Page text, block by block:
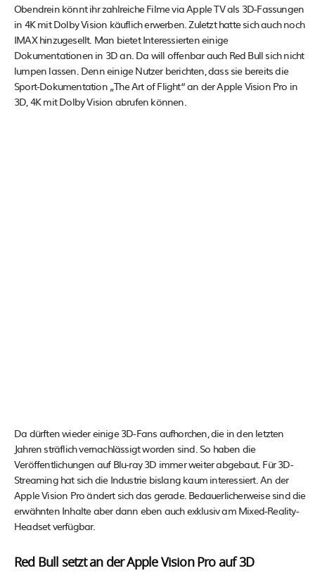
Obendrein könnt ihr zahlreiche Filme via Apple TV als 3D-Fassungen
in 4K mit Dolby Vision käuflich erwerben. Zuletzt hatte sich auch noch
IMAX hinzugesellt. Man bietet Interessierten einige
Dokumentationen in 3D an. Da will offenbar auch Red Bull sich nicht
lumpen lassen. Denn einige Nutzer berichten, dass sie bereits die
Sport-Dokumentation „The Art of Flight“ an der Apple Vision Pro in
3D, 4K mit Dolby Vision abrufen können.
Da dürften wieder einige 3D-Fans aufhorchen, die in den letzten
Jahren sträflich vernachlässigt worden sind. So haben die
Veröffentlichungen auf Blu-ray 3D immer weiter abgebaut. Für 3D-
Streaming hat sich die Industrie bislang kaum interessiert. An der
Apple Vision Pro ändert sich das gerade. Bedauerlicherweise sind die
erwähnten Inhalte aber dann eben auch exklusiv am Mixed-Reality-
Headset verfügbar.
Red Bull setzt an der Apple Vision Pro auf 3D